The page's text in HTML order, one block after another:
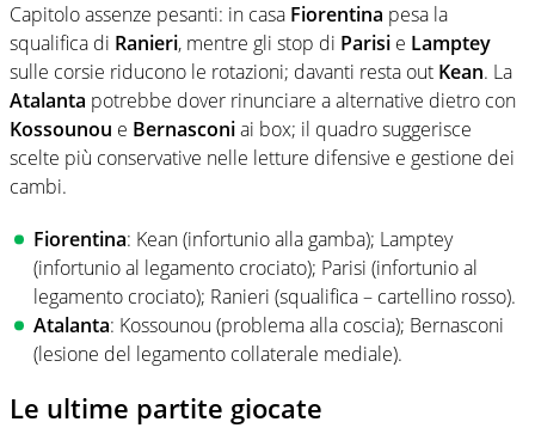
Capitolo assenze pesanti: in casa Fiorentina pesa la
squalifica di Ranieri, mentre gli stop di Parisi e Lamptey
sulle corsie riducono le rotazioni; davanti resta out Kean. La
Atalanta potrebbe dover rinunciare a alternative dietro con
Kossounou e Bernasconiai box; il quadro suggerisce
scelte più conservative nelle letture difensive e gestione dei
cambi.
Fiorentina: Kean (infortunio alla gamba); Lamptey
(infortunio al legamento crociato); Parisi (infortunio al
legamento crociato); Ranieri (squalifica – cartellino rosso).
Atalanta: Kossounou (problema alla coscia); Bernasconi
(lesione del legamento collaterale mediale).
Le ultime partite giocate